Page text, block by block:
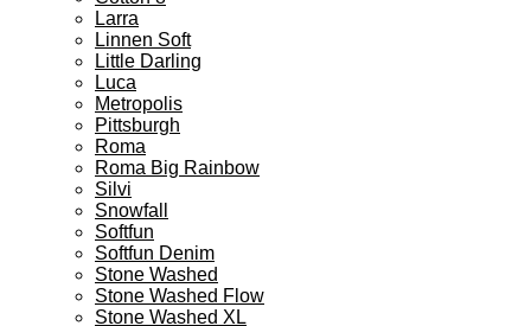
Larra
Linnen Soft
Little Darling
Luca
Metropolis
Pittsburgh
Roma
Roma Big Rainbow
Silvi
Snowfall
Softfun
Softfun Denim
Stone Washed
Stone Washed Flow
Stone Washed XL